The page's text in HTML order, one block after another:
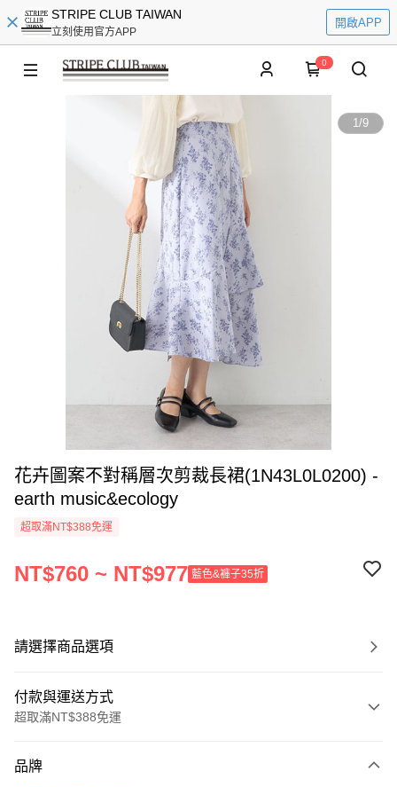
STRIPE CLUB TAIWAN
立刻使用官方APP
開啟APP
0
1/9
花卉圖案不對稱層次剪裁長裙(1N43L0L0200) -
earth music&ecology
超取滿NT$388免運
NT$760 ~ NT$977 藍色&褲子35折
請選擇商品選項
付款與運送方式
超取滿NT$388免運
信用卡一次付款
品牌